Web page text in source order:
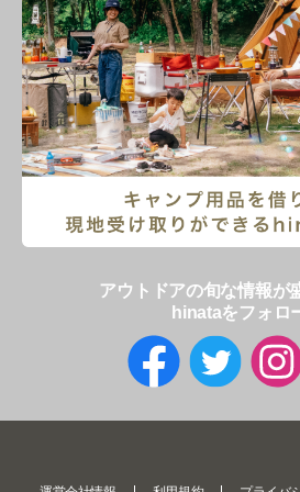
アウトドアの旬な情報が
hinataをフォロ